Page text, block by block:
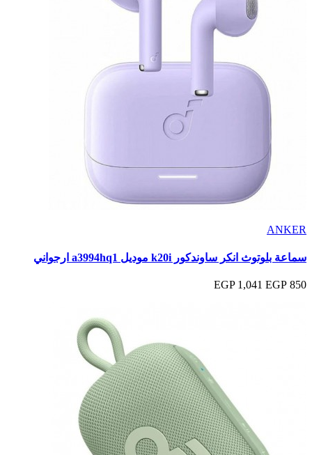
ANKER
سماعة بلوتوث انكر ساوندكور k20i موديل a3994hq1 ارجواني
850 EGP
1,041 EGP